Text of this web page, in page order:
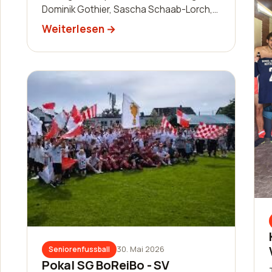
Dominik Gothier, Sascha Schaab-Lorch,
William Huth, Luis Becker, Robin
Weiterlesen
Seniorenfussball 30. Mai 2026
Pokal SG BoReiBo - SV